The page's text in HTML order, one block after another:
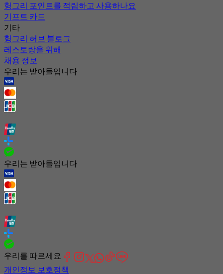
헝그리 포인트를 적립하고 사용하나요
기프트 카드
기타
헝그리 허브 블로그
레스토랑을 위해
채용 정보
우리는 받아들입니다
우리는 받아들입니다
우리를 따르세요
개인정보 보호정책